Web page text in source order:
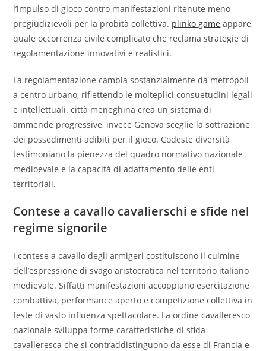
l’impulso di gioco contro manifestazioni ritenute meno
pregiudizievoli per la probità collettiva. plinko game appare
quale occorrenza civile complicato che reclama strategie di
regolamentazione innovativi e realistici.
La regolamentazione cambia sostanzialmente da metropoli
a centro urbano, riflettendo le molteplici consuetudini legali
e intellettuali. città meneghina crea un sistema di
ammende progressive, invece Genova sceglie la sottrazione
dei possedimenti adibiti per il gioco. Codeste diversità
testimoniano la pienezza del quadro normativo nazionale
medioevale e la capacità di adattamento delle enti
territoriali.
Contese a cavallo cavalierschi e sfide nel
regime signorile
I contese a cavallo degli armigeri costituiscono il culmine
dell’espressione di svago aristocratica nel territorio italiano
medievale. Siffatti manifestazioni accoppiano esercitazione
combattiva, performance aperto e competizione collettiva in
feste di vasto influenza spettacolare. La ordine cavalleresco
nazionale sviluppa forme caratteristiche di sfida
cavalleresca che si contraddistinguono da esse di Francia e